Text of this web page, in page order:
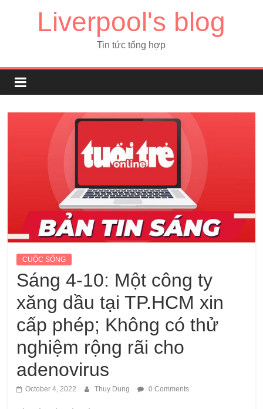
Liverpool's blog
Tin tức tổng hợp
CUỘC SỐNG
Sáng 4-10: Một công ty
xăng dầu tại TP.HCM xin
cấp phép; Không có thử
nghiệm rộng rãi cho
adenovirus
October 4, 2022 Thuy Dung 0 Comments